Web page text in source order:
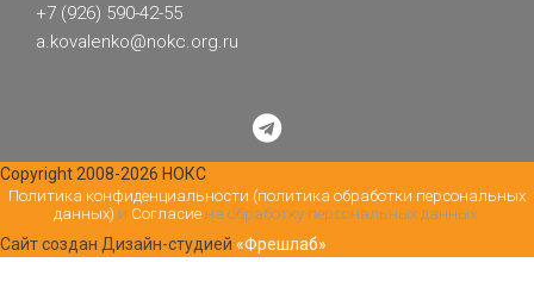
+7 (926) 590-42-55
a.kovalenko@nokc.org.ru
Copyright 2008-2026 НОКС
Политика конфиденциальности (политика обработки персональных
данных) и Согласие на обработку персональных данных.
Сайт создан Дизайн-студией «Фрешлаб»